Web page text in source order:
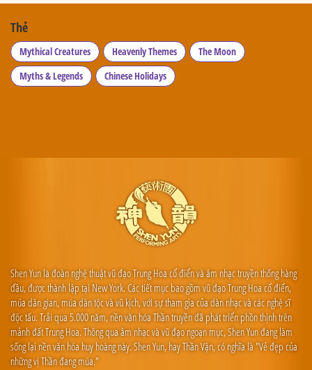
Thẻ
Mythical Creatures Heavenly Themes
The Moon
Myths & Legends
Chinese Holidays
Shen Yun là đoàn nghệ thuật vũ đạo Trung Hoa cổ điển và âm nhạc truyền thống hàng
đầu, được thành lập tại New York. Các tiết mục bao gồm vũ đạo Trung Hoa cổ điển,
múa dân gian, múa dân tộc và vũ kịch, với sự tham gia của dàn nhạc và các nghệ sĩ
độc tấu. Trải qua 5.000 năm, nền văn hóa Thần truyền đã phát triển phồn thịnh trên
mảnh đất Trung Hoa. Thông qua âm nhạc và vũ đạo ngoạn mục, Shen Yun đang làm
sống lại nền văn hóa huy hoàng này. Shen Yun, hay Thần Vận, có nghĩa là "Vẻ đẹp của
những vị Thần đang múa."